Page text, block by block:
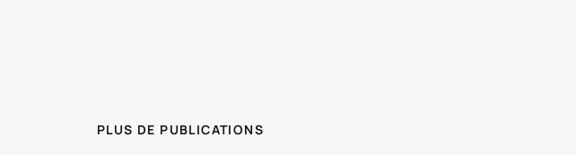
PLUS DE PUBLICATIONS